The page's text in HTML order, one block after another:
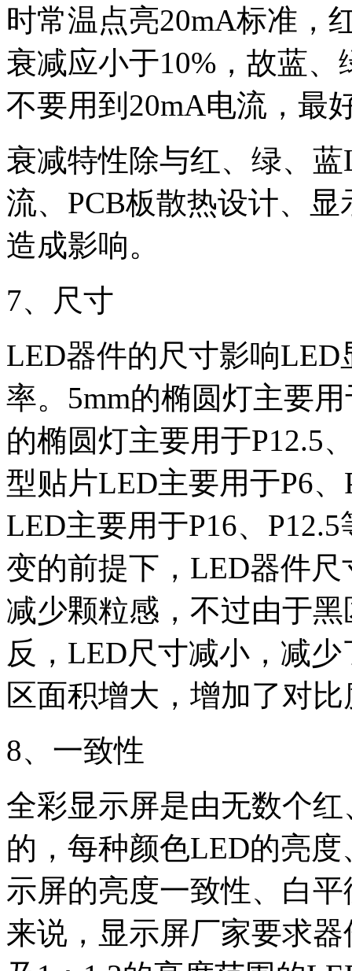
时常温点亮20mA标准，
衰减应小于10% ，故蓝、
不要用到 20mA电流，最
衰减特性除与红、绿、蓝
流、 PCB板散热设计、显
造成影响。
7、尺寸
LED器件的尺寸影响LED
率。 5mm的椭圆灯主要用
的椭圆灯主要用于P12.5
型贴片LED主要用于P6、
LED主要用于P16、 P12.5
变的前提下， LED器件尺
减少颗粒感，不过由于
反， LED尺寸减小，减
区面积增大，增加了对比
8、一致性
全彩显示屏是由无数个
的，每种颜色LED的亮度
示屏的亮度一致性、白
来说，显示屏厂家要求